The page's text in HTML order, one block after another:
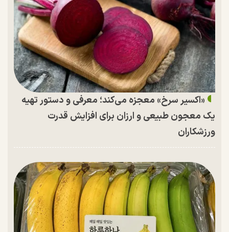
«اکسیر سرخ» معجزه می‌کند؛ معرفی و دستور تهیه
یک معجون طبیعی و ارزان برای افزایش قدرت
ورزشکاران